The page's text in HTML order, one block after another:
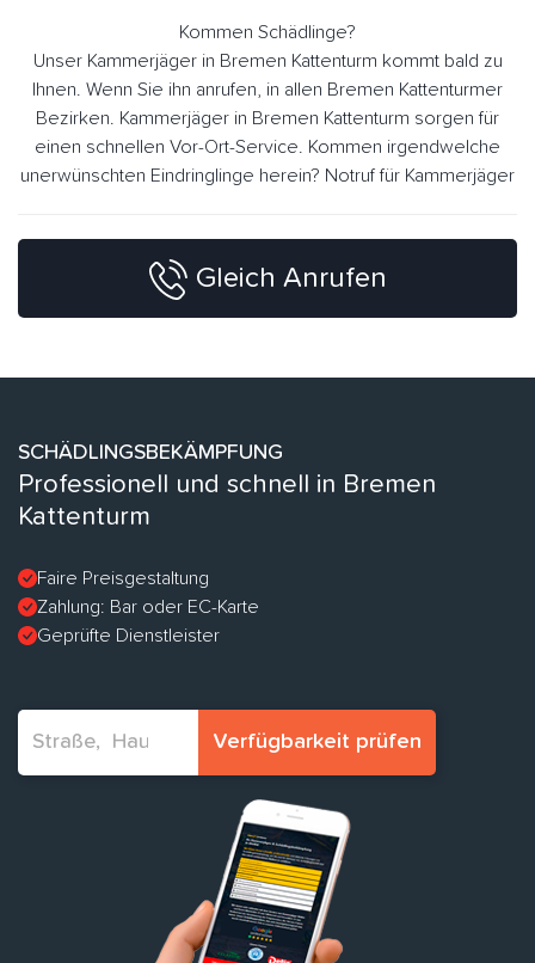
Kommen Schädlinge?
Unser Kammerjäger in Bremen Kattenturm kommt bald zu
Ihnen. Wenn Sie ihn anrufen, in allen Bremen Kattenturmer
Bezirken. Kammerjäger in Bremen Kattenturm sorgen für
einen schnellen Vor-Ort-Service. Kommen irgendwelche
unerwünschten Eindringlinge herein? Notruf für Kammerjäger
Gleich Anrufen
SCHÄDLINGSBEKÄMPFUNG
Professionell und schnell in Bremen
Kattenturm
Faire Preisgestaltung
Zahlung: Bar oder EC-Karte
Geprüfte Dienstleister
Verfügbarkeit prüfen